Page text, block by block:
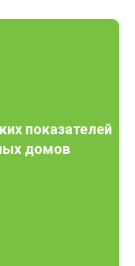
показателей
домов